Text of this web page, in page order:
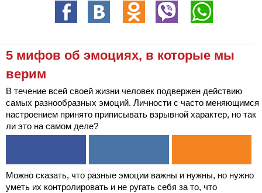
5 мифов об эмоциях, в которые мы
верим
В течение всей своей жизни человек подвержен действию
самых разнообразных эмоций. Личности с часто меняющимся
настроением принято приписывать взрывной характер, но так
ли это на самом деле?
Можно сказать, что разные эмоции важны и нужны, но нужно
уметь их контролировать и не ругать себя за то, что